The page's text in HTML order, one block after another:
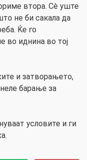
втора. Сè уште
не би сакала да
Ќе го
во иднина во тој
и затворањето,
барање за
условите и ги